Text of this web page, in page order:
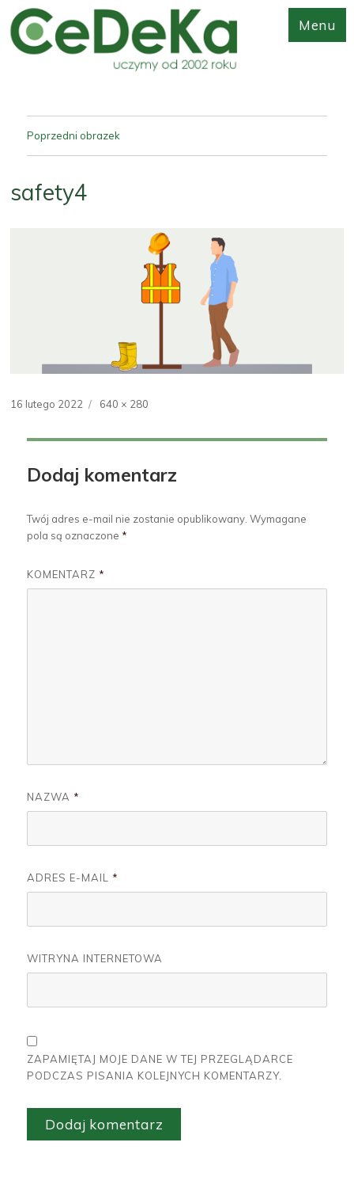
Menu
Poprzedni obrazek
safety4
Opublikowano
16 lutego 2022
Pełny
640 × 280
Dodaj komentarz
Twój adres e-mail nie zostanie opublikowany. Wymagane
pola są oznaczone *
KOMENTARZ *
NAZWA *
ADRES E-MAIL *
WITRYNA INTERNETOWA
ZAPAMIĘTAJ MOJE DANE W TEJ PRZEGLĄDARCE
PODCZAS PISANIA KOLEJNYCH KOMENTARZY.